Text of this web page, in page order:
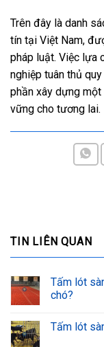
Trên đây là danh
tín tại Việt Nam,
pháp luật. Việc lựa
nghiệp tuân thủ
phần xây dựng một
vững cho tương lai.
TIN LIÊN QUAN
Tấm lót
chó?
Tấm lót